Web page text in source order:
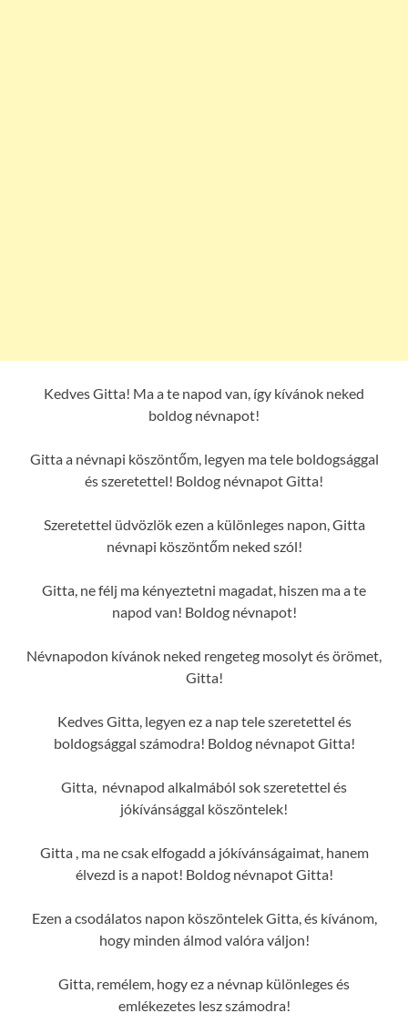
Kedves Gitta! Ma a te napod van, így kívánok neked
boldog névnapot!
Gitta a névnapi köszöntőm, legyen ma tele boldogsággal
és szeretettel! Boldog névnapot Gitta!
Szeretettel üdvözlök ezen a különleges napon, Gitta
névnapi köszöntőm neked szól!
Gitta, ne félj ma kényeztetni magadat, hiszen ma a te
napod van! Boldog névnapot!
Névnapodon kívánok neked rengeteg mosolyt és örömet,
Gitta!
Kedves Gitta, legyen ez a nap tele szeretettel és
boldogsággal számodra! Boldog névnapot Gitta!
Gitta, névnapod alkalmából sok szeretettel és
jókívánsággal köszöntelek!
Gitta , ma ne csak elfogadd a jókívánságaimat, hanem
élvezd is a napot! Boldog névnapot Gitta!
Ezen a csodálatos napon köszöntelek Gitta, és kívánom,
hogy minden álmod valóra váljon!
Gitta, remélem, hogy ez a névnap különleges és
emlékezetes lesz számodra!